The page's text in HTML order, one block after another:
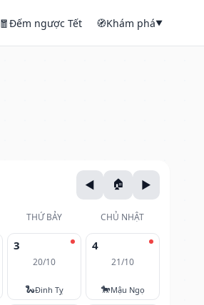
🧧Đếm ngược Tết 🧭Khám phá▼
THỨ BẢY CHỦ NHẬT
3
20/10
🐍Đinh Tỵ
4
21/10
🐎Mậu Ngọ